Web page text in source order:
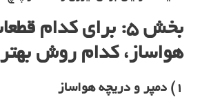
بخش ۵: برای کدام
هواساز، کدام روش
۱) دمپر و دریچه هواساز